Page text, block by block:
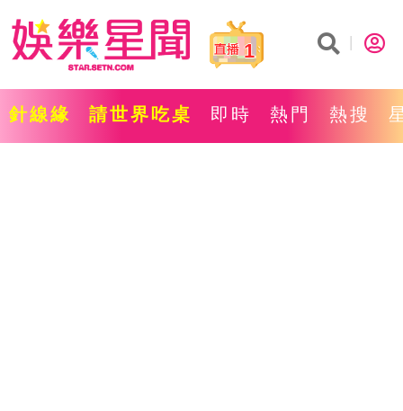
1
針線緣 請世界吃桌 即時 熱門 熱搜